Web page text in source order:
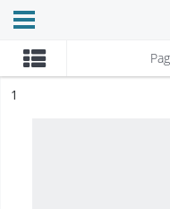
Ouvrir le menu déroulant
n°
1